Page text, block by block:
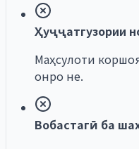
Ҳуҷҷатгузории
Маҳсулоти
онро не.
Вобастагӣ ба